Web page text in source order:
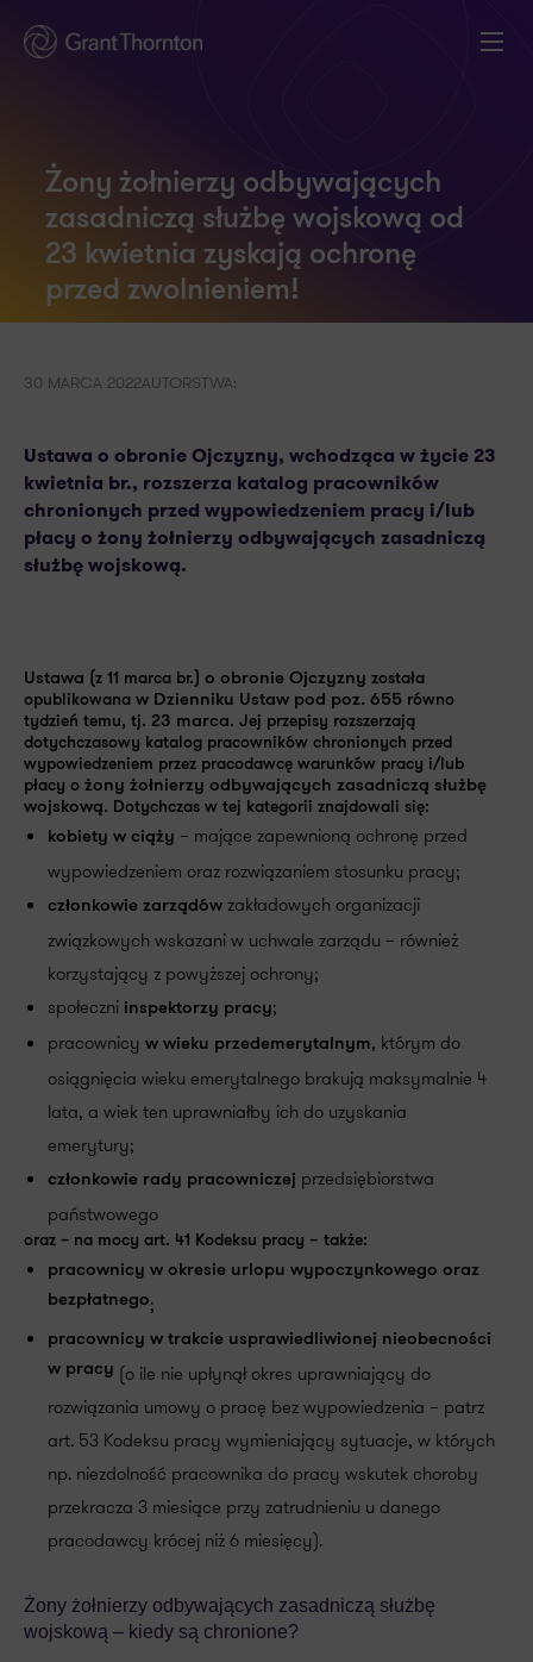
Żony żołnierzy odbywających
zasadniczą służbę wojskową od
23 kwietnia zyskają ochronę
przed zwolnieniem!
30 MARCA 2022AUTORSTWA:
Ustawa o obronie Ojczyzny, wchodząca w życie 23
kwietnia br., rozszerza katalog pracowników
chronionych przed wypowiedzeniem pracy i/lub
płacy o żony żołnierzy odbywających zasadniczą
służbę wojskową.
Ustawa (z 11 marca br.) o obronie Ojczyzny została
opublikowana w Dzienniku Ustaw pod poz. 655 równo
tydzień temu, tj. 23 marca. Jej przepisy rozszerzają
dotychczasowy katalog pracowników chronionych przed
wypowiedzeniem przez pracodawcę warunków pracy i/lub
płacy o żony żołnierzy odbywających zasadniczą służbę
wojskową. Dotychczas w tej kategorii znajdowali się:
kobiety w ciąży – mające zapewnioną ochronę przed
wypowiedzeniem oraz rozwiązaniem stosunku pracy;
członkowie zarządów zakładowych organizacji
związkowych wskazani w uchwale zarządu – również
korzystający z powyższej ochrony;
społeczni inspektorzy pracy;
pracownicy w wieku przedemerytalnym, którym do
osiągnięcia wieku emerytalnego brakują maksymalnie 4
lata, a wiek ten uprawniałby ich do uzyskania
emerytury;
członkowie rady pracowniczej przedsiębiorstwa
państwowego
oraz – na mocy art. 41 Kodeksu pracy – także:
pracownicy w okresie urlopu wypoczynkowego oraz
bezpłatnego;
pracownicy w trakcie usprawiedliwionej nieobecności
w pracy (o ile nie upłynął okres uprawniający do
rozwiązania umowy o pracę bez wypowiedzenia – patrz
art. 53 Kodeksu pracy wymieniający sytuacje, w których
np. niezdolność pracownika do pracy wskutek choroby
przekracza 3 miesiące przy zatrudnieniu u danego
pracodawcy krócej niż 6 miesięcy).
Żony żołnierzy odbywających zasadniczą służbę
wojskową – kiedy są chronione?